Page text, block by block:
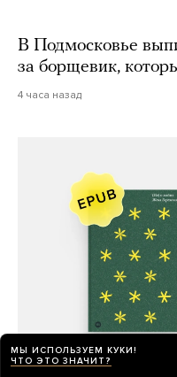
В Подмосковье
за борщевик,
4 часа назад
Женя
МЫ ИСПОЛЬЗУЕМ КУКИ!
ЧТО ЭТО ЗНАЧИТ?